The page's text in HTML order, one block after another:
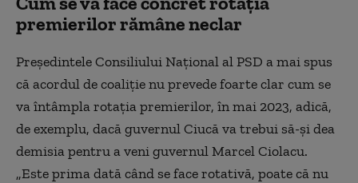
premierilor rămâne neclar
Președintele Consiliului Național al PSD a mai spus
că acordul de coaliție nu prevede foarte clar cum se
va întâmpla rotația premierilor, în mai 2023, adică,
de exemplu, dacă guvernul Ciucă va trebui să-și dea
demisia pentru a veni guvernul Marcel Ciolacu.
„Este prima dată când se face rotativă, poate că nu